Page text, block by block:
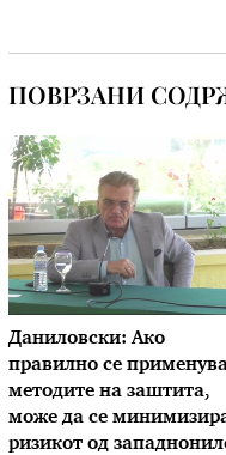
ПОВРЗАНИ
Даниловски: Ако
правилно се
методите на заштита,
може да се
ризикот од